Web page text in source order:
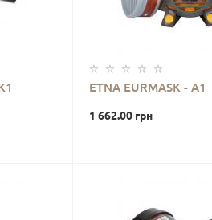
ETNA EURMASK - А1
1 662.00 грн